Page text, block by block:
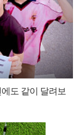
도 같이 달려보